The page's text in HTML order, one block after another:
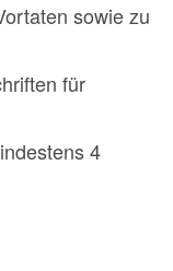
sowie zu
für
4